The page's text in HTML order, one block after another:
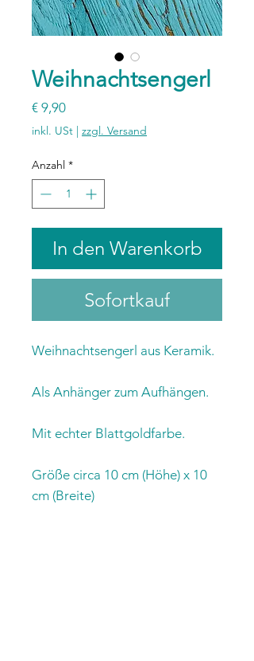
Weihnachtsengerl
€ 9,90Preis
inkl. USt | zzgl. Versand
Anzahl *
In den Warenkorb
Sofortkauf
Weihnachtsengerl aus Keramik.
Als Anhänger zum Aufhängen.
Mit echter Blattgoldfarbe.
Größe circa 10 cm (Höhe) x 10
cm (Breite)